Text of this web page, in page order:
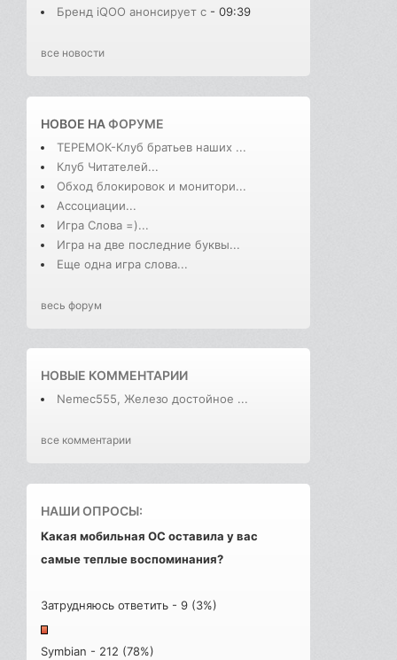
Бренд iQOO анонсирует с - 09:39
все новости
НОВОЕ НАФОРУМЕ
ТЕРЕМОК-Клуб братьев наших ...
Клуб Читателей...
Обход блокировок и монитори...
Ассоциации...
Игра Слова =)...
Игра на две последние буквы...
Еще одна игра слова...
весь форум
НОВЫЕ КОММЕНТАРИИ
Nemec555, Железо достойное ...
все комментарии
НАШИ ОПРОСЫ:
Какая мобильная ОС оставила у вас
самые теплые воспоминания?
Затрудняюсь ответить - 9 (3%)
Symbian - 212 (78%)